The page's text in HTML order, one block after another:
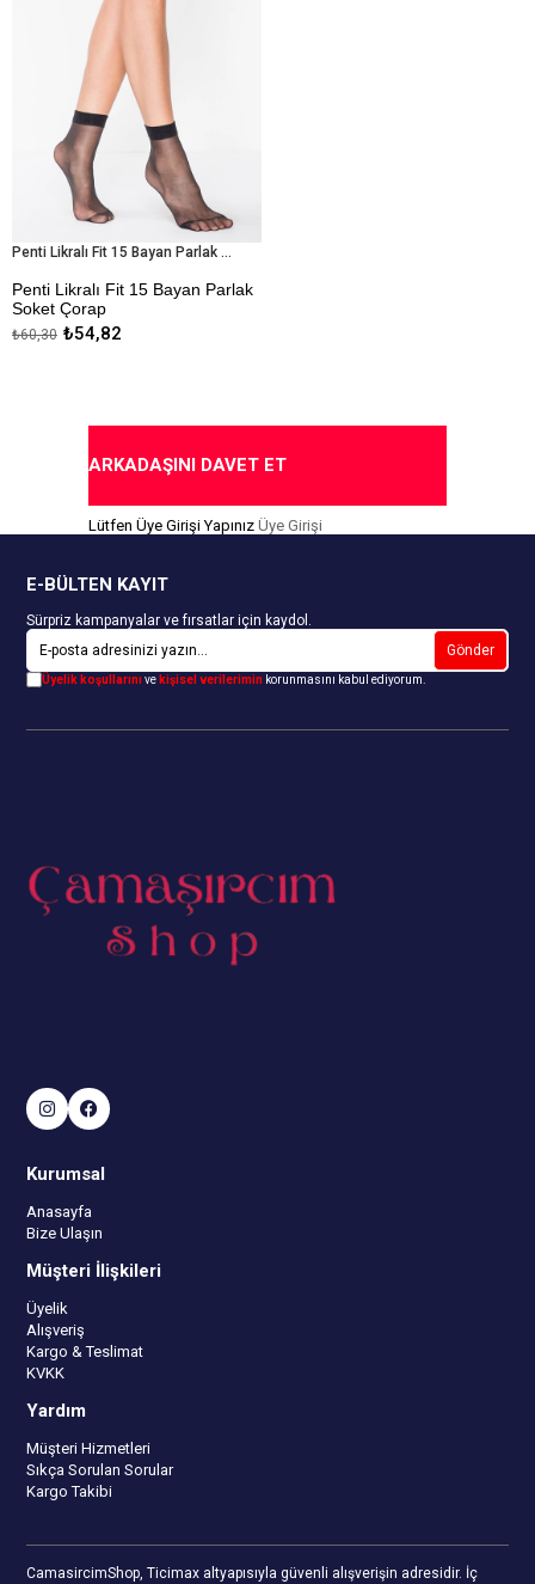
Penti Likralı Fit 15 Bayan Parlak Soket Çorap
Penti Likralı Fit 15 Bayan Parlak
Soket Çorap
* İnce
* Burnu Dayanıklı
* Kapıda Ödeme Seçeneği
₺54,82
₺60,30
ARKADAŞINI DAVET ET
Lütfen Üye Girişi Yapınız Üye Girişi
E-BÜLTEN KAYIT
Sürpriz kampanyalar ve fırsatlar için kaydol.
Gönder
Üyelik koşullarınıve kişisel verilerimin korunmasını kabul ediyorum.
Kurumsal
Anasayfa
Bize Ulaşın
Müşteri İlişkileri
Üyelik
Alışveriş
Kargo & Teslimat
KVKK
Yardım
Müşteri Hizmetleri
Sıkça Sorulan Sorular
Kargo Takibi
CamasircimShop, Ticimax altyapısıyla güvenli alışverişin adresidir. İç